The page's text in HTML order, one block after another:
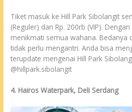
Tiket masuk ke Hill Park Sibolangit
(Reguler) dan Rp. 200rb (VIP).
menikmati semua wahana. Bedanya
tidak perlu mengantri. Anda bisa
terupdate mengenai Hill Park
@hillpark.sibolangit
4. Hairos Waterpark, Deli Serdang